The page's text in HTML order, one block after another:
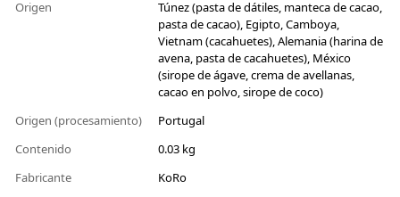
Origen
Túnez (pasta de dátiles, manteca de cacao,
pasta de cacao), Egipto, Camboya,
Vietnam (cacahuetes), Alemania (harina de
avena, pasta de cacahuetes), México
(sirope de ágave, crema de avellanas,
cacao en polvo, sirope de coco)
Origen (procesamiento)
Portugal
Contenido
0.03 kg
Fabricante
KoRo